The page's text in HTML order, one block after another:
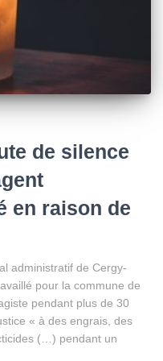
de silence
en raison de
administratif de Cergy-
pour la commune de
pendant plus de 30
« à des engrais, des
(…) pendant un